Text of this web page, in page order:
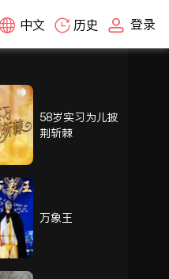
中文 历史 登录
61-89
63
66
69
58岁实习为儿披
荆斩棘
万象王